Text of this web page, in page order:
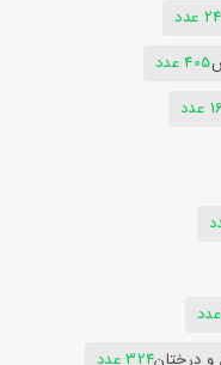
405 عدد
درختان324 عدد